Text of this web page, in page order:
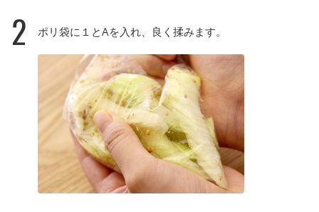
2 ポリ袋に１とAを入れ、良く揉みます。